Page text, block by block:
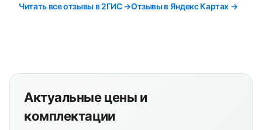
Читать все отзывы в 2ГИС →Отзывы в Яндекс Картах →
Актуальные цены и
комплектации